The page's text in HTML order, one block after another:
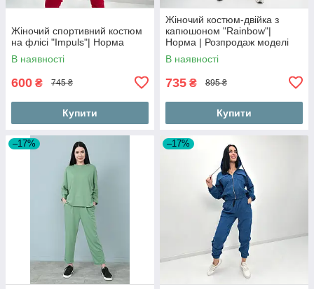
Жіночий спортивний костюм
на флісі "Impuls"| Норма
В наявності
600 ₴ 745 ₴
Купити
Жіночий костюм-двійка з
капюшоном "Rainbow"|
Норма | Розпродаж моделі
В наявності
735 ₴ 895 ₴
Купити
–17% –17%